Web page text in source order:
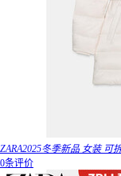
ZARA2025冬季新品 女装 可
0条评价